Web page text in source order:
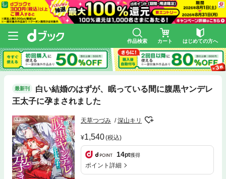
作品検索 カート はじめての方へ
最新刊
白い結婚のはずが、眠っている間に腹黒ヤンデレ
王太子に孕まされました
天草つづみ 深山キリ
1,540(税込)
14pt獲得
ポイント詳細